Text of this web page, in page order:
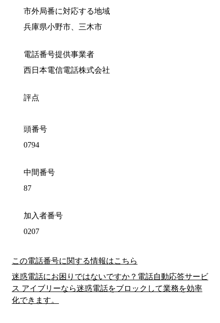
市外局番に対応する地域
兵庫県小野市、三木市
電話番号提供事業者
西日本電信電話株式会社
評点
頭番号
0794
中間番号
87
加入者番号
0207
この電話番号に関する情報はこちら
迷惑電話にお困りではないですか？電話自動応答サービ
ス アイブリーなら迷惑電話をブロックして業務を効率
化できます。